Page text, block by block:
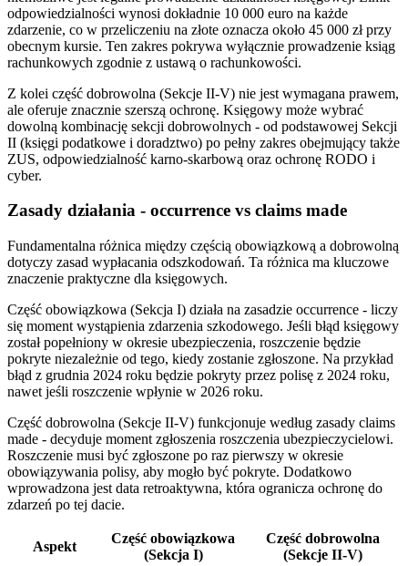
odpowiedzialności wynosi dokładnie 10 000 euro na każde
zdarzenie, co w przeliczeniu na złote oznacza około 45 000 zł przy
obecnym kursie. Ten zakres pokrywa wyłącznie prowadzenie ksiąg
rachunkowych zgodnie z ustawą o rachunkowości.
Z kolei część dobrowolna (Sekcje II-V) nie jest wymagana prawem,
ale oferuje znacznie szerszą ochronę. Księgowy może wybrać
dowolną kombinację sekcji dobrowolnych - od podstawowej Sekcji
II (księgi podatkowe i doradztwo) po pełny zakres obejmujący także
ZUS, odpowiedzialność karno-skarbową oraz ochronę RODO i
cyber.
Zasady działania - occurrence vs claims made
Fundamentalna różnica między częścią obowiązkową a dobrowolną
dotyczy zasad wypłacania odszkodowań. Ta różnica ma kluczowe
znaczenie praktyczne dla księgowych.
Część obowiązkowa (Sekcja I) działa na zasadzie occurrence - liczy
się moment wystąpienia zdarzenia szkodowego. Jeśli błąd księgowy
został popełniony w okresie ubezpieczenia, roszczenie będzie
pokryte niezależnie od tego, kiedy zostanie zgłoszone. Na przykład
błąd z grudnia 2024 roku będzie pokryty przez polisę z 2024 roku,
nawet jeśli roszczenie wpłynie w 2026 roku.
Część dobrowolna (Sekcje II-V) funkcjonuje według zasady claims
made - decyduje moment zgłoszenia roszczenia ubezpieczycielowi.
Roszczenie musi być zgłoszone po raz pierwszy w okresie
obowiązywania polisy, aby mogło być pokryte. Dodatkowo
wprowadzona jest data retroaktywna, która ogranicza ochronę do
zdarzeń po tej dacie.
Aspekt
Część obowiązkowa
(Sekcja I)
Część dobrowolna
(Sekcje II-V)